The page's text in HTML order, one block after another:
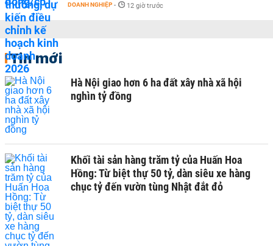
DOANH NGHIỆP - 12 giờ trước
Tin mới
Hà Nội giao hơn 6 ha đất xây nhà xã hội
nghìn tỷ đồng
Khối tài sản hàng trăm tỷ của Huấn Hoa
Hồng: Từ biệt thự 50 tỷ, dàn siêu xe hàng
chục tỷ đến vườn tùng Nhật đắt đỏ